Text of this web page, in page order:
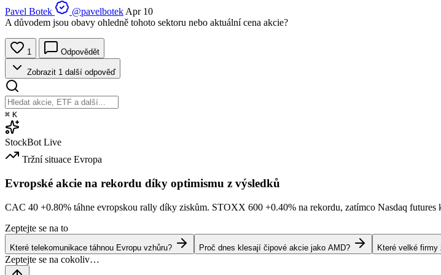
Pavel Botek
@pavelbotek Apr 10
A důvodem jsou obavy ohledně tohoto sektoru nebo aktuální cena akcie?
1 Odpovědět
Zobrazit 1 další odpověď
⌘ K
StockBot Live
Tržní situace Evropa
Evropské akcie na rekordu díky optimismu z výsledků
CAC 40 +0.80% táhne evropskou rally díky ziskům. STOXX 600 +0.40% na rekordu, zatímco Nasdaq futures
Zeptejte se na to
Které telekomunikace táhnou Evropu vzhůru? Proč dnes klesají čipové akcie jako AMD? Které velké